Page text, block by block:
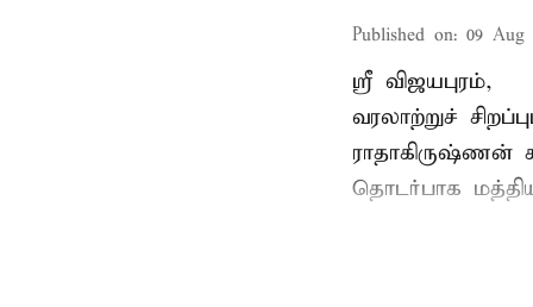
Published on: 09 Aug
ஸ்ரீ விஜயபுரம்,
வரலாற்றுச்
ராதாகிருஷ்ணன்
தொடர்பாக மத்திய